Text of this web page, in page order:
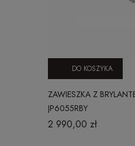
ZAWIESZKA Z
JP6055RBY
2 990,00 zł
DO KOSZYKA